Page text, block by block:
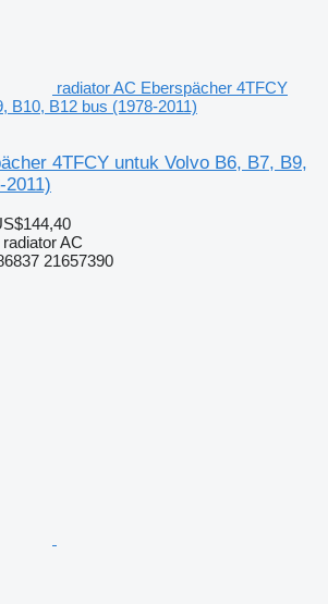
radiator AC Eberspächer 4TFCY
B10, B12 bus (1978-2011)
4TFCY untuk Volvo B6, B7, B9,
2011)
AC
21657390